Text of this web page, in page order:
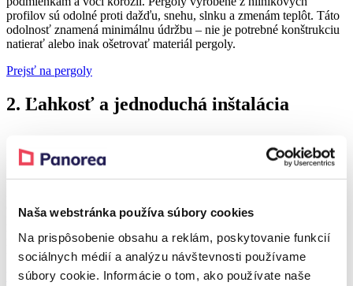
Naša webstránka používa súbory cookies
Na prispôsobenie obsahu a reklám, poskytovanie funkcií
sociálnych médií a analýzu návštevnosti používame
súbory cookie. Informácie o tom, ako používate naše
profilov sú odolné proti dažďu, snehu, slnku a zmenám teplôt. Táto
odolnosť znamená minimálnu údržbu – nie je potrebné konštrukciu
natierať alebo inak ošetrovať materiál pergoly.
Prejsť na pergoly
2. Ľahkosť a jednoduchá inštalácia
Hliník je ľahký materiál, čo znamená, že s pergolou pri inštalácii
môžete jednoducho manipulovať. To uľahčuje samotný proces
domu alebo terasu na 6. poschodí bytového domu uprostred mesta.
Ľahkosť hliníka však neznamená kompromis s pevnosťou –
hliníkové konštrukcie sú dostatočne odolné, aby zvládli takmer
každý vrtoch prírody od dažďov až po silný vietor.
Vyskladajte si svoju pergolu